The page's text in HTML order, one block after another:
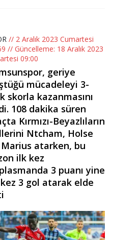
// 2 Aralık 2023 Cumartesi
// Güncelleme: 18 Aralık 2023
09:00
geriye
mücadeleyi 3-
skorla kazanmasını
108 dakika süren
Kırmızı-Beyazlıların
Ntcham, Holse
atarken, bu
ilk kez
3 puanı yine
3 gol atarak elde